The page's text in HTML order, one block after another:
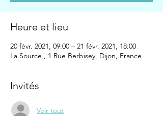
Heure et lieu
20 févr. 2021, 09:00 – 21 févr. 2021, 18:00
La Source , 1 Rue Berbisey, Dijon, France
Invités
Voir tout